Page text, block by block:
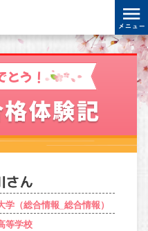
とう！
体験記
学（総合情報_総合情報）
等学校